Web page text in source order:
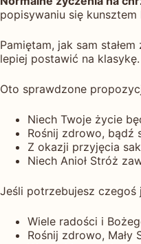
popisywaniu się
Pamiętam, jak sam
lepiej postawić na
Oto sprawdzone
Niech Twoje życie
Rośnij zdrowo, bądź
Z okazji przyjęcia
Niech Anioł Stróż
Jeśli potrzebujesz czegoś
Wiele radości i
Rośnij zdrowo, Mały